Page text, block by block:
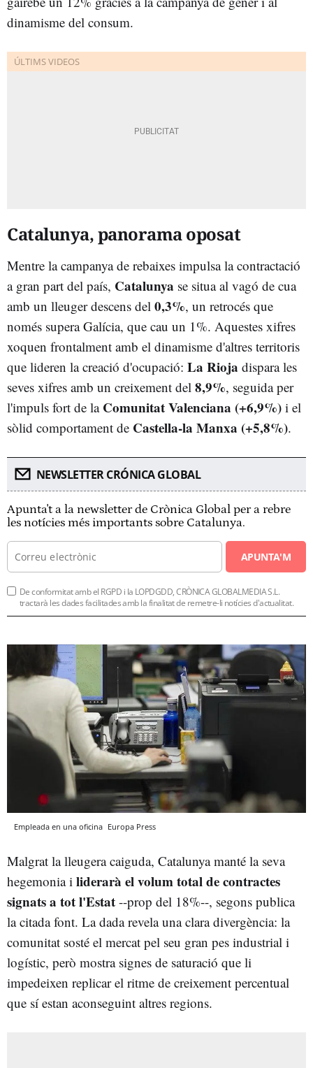
dinamisme del consum.
Catalunya, panorama oposat
Mentre la campanya de rebaixes impulsa la contractació
a gran part del país, Catalunya se situa al vagó de cua
amb un lleuger descens del 0,3%, un retrocés que
només supera Galícia, que cau un 1%. Aquestes xifres
xoquen frontalment amb el dinamisme d'altres territoris
que lideren la creació d'ocupació: La Rioja dispara les
seves xifres amb un creixement del 8,9%, seguida per
l'impuls fort de la Comunitat Valenciana (+6,9%) i el
sòlid comportament de Castella-la Manxa (+5,8%).
NEWSLETTER CRÓNICA GLOBAL
Apunta't a la newsletter de Crònica Global per a rebre
les notícies més importants sobre Catalunya.
APUNTA'M
De conformitat amb el RGPD i la LOPDGDD, CRÒNICA GLOBALMEDIA S.L.
tractarà les dades facilitades amb la finalitat de remetre-li notícies d'actualitat.
Empleada en una oficina Europa Press
Malgrat la lleugera caiguda, Catalunya manté la seva
hegemonia i liderarà el volum total de contractes
signats a tot l'Estat --prop del 18%--, segons publica
la citada font. La dada revela una clara divergència: la
comunitat sosté el mercat pel seu gran pes industrial i
logístic, però mostra signes de saturació que li
impedeixen replicar el ritme de creixement percentual
que sí estan aconseguint altres regions.